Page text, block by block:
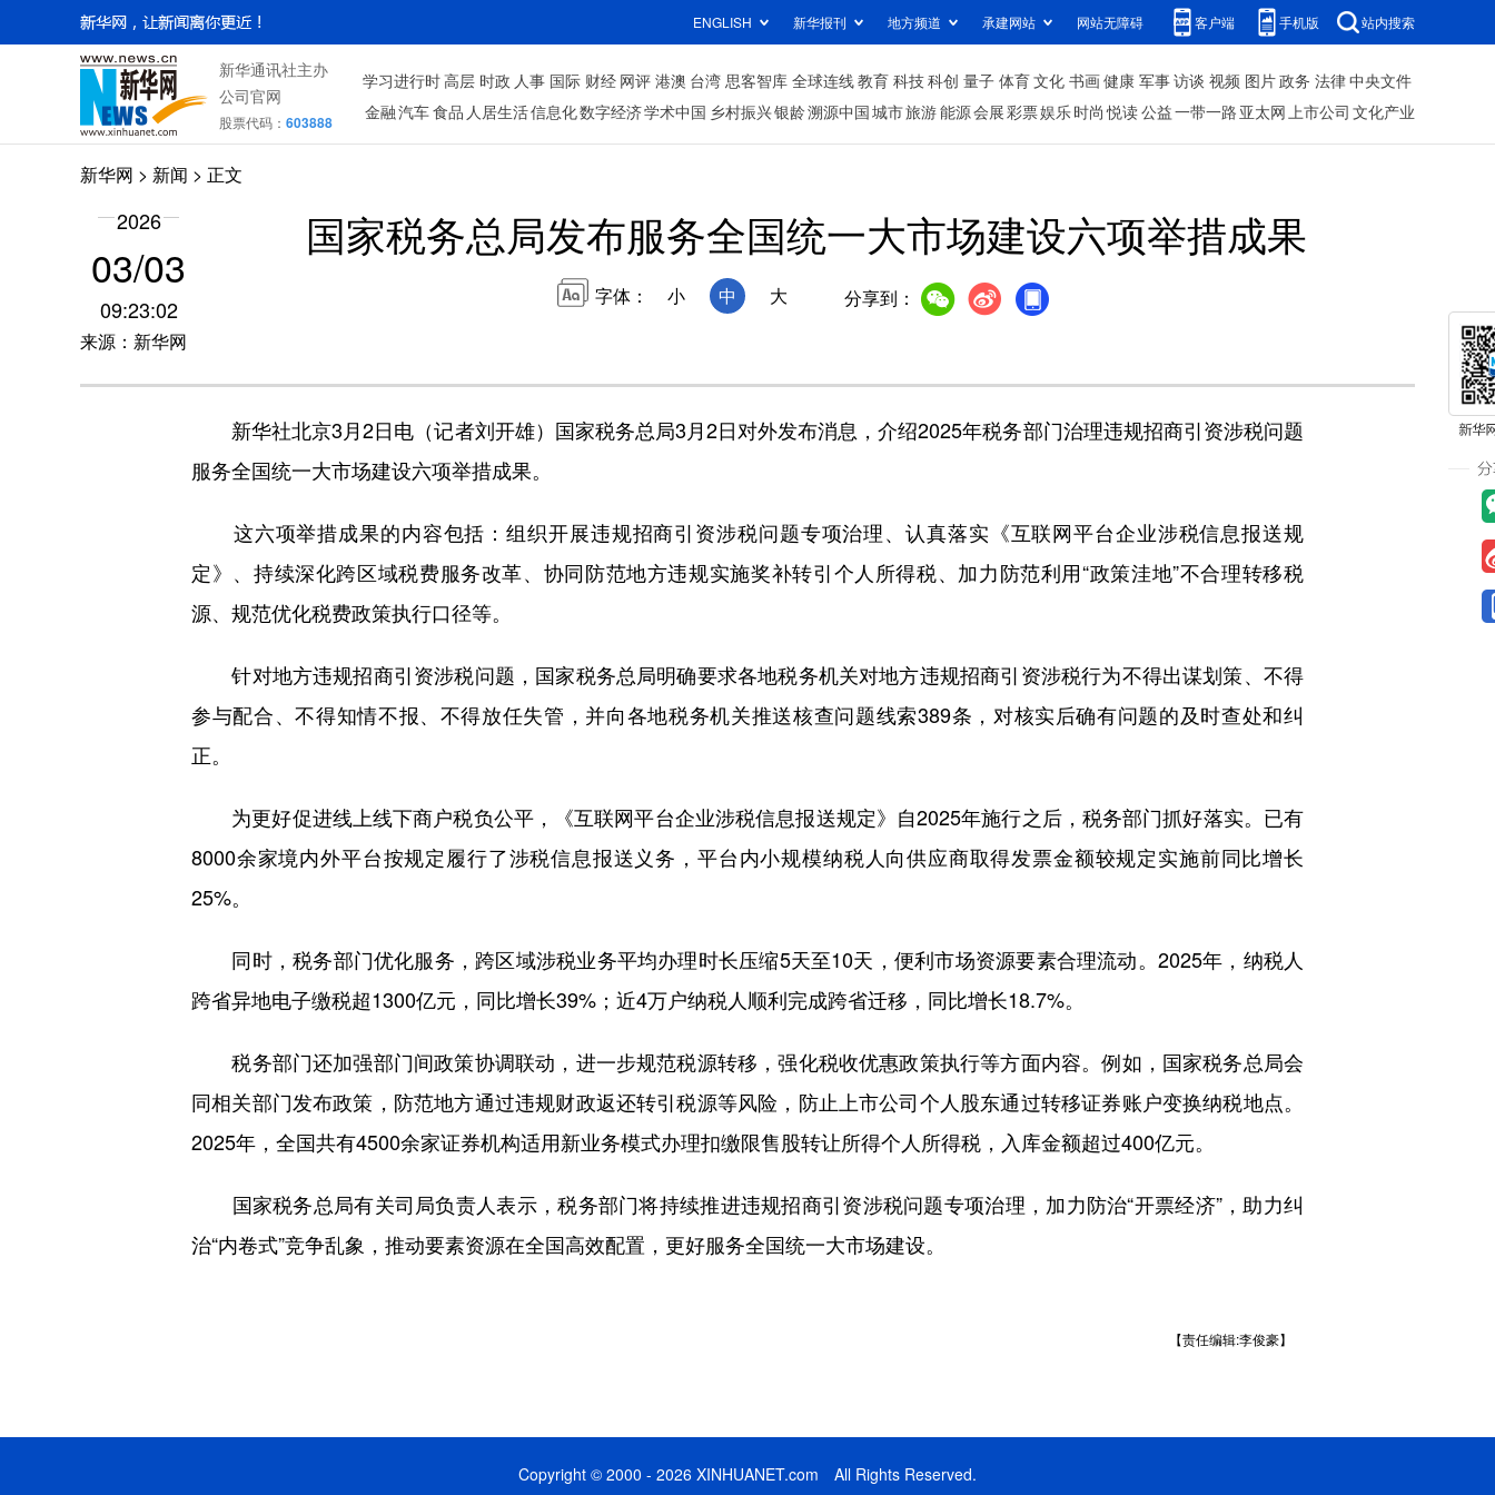
ENGLISH 新华报刊 地方频道 承建网站 网站无障碍 客户端 手机版 站内搜索
新华通讯社主办
公司官网
股票代码： 603888
学习进行时高层 时政 人事 国际 财经 网评 港澳 台湾 思客智库 全球连线教育 科技科创 量子 体育文化 书画健康 军事访谈 视频 图片政务 法律中央文件
金融汽车食品 人居生活信息化数字经济学术中国 乡村振兴银龄溯源中国城市旅游能源会展彩票娱乐时尚 悦读公益一带一路 亚太网上市公司 文化产业
新华网 > 新闻 > 正文
2026
03/03
09:23:02
来源：新华网
国家税务总局发布服务全国统一大市场建设六项举措成果
字体： 小 中 大 分享到：
新华社北京3月2日电（记者刘开雄）国家税务总局3月2日对外发布消息，介绍2025年税务部门治理违规招商引资涉税问题
服务全国统一大市场建设六项举措成果。
这六项举措成果的内容包括：组织开展违规招商引资涉税问题专项治理、认真落实《互联网平台企业涉税信息报送规
定》、持续深化跨区域税费服务改革、协同防范地方违规实施奖补转引个人所得税、加力防范利用“政策洼地”不合理转移税
源、规范优化税费政策执行口径等。
针对地方违规招商引资涉税问题，国家税务总局明确要求各地税务机关对地方违规招商引资涉税行为不得出谋划策、不得
参与配合、不得知情不报、不得放任失管，并向各地税务机关推送核查问题线索389条，对核实后确有问题的及时查处和纠
正。
为更好促进线上线下商户税负公平，《互联网平台企业涉税信息报送规定》自2025年施行之后，税务部门抓好落实。已有
8000余家境内外平台按规定履行了涉税信息报送义务，平台内小规模纳税人向供应商取得发票金额较规定实施前同比增长
25%。
同时，税务部门优化服务，跨区域涉税业务平均办理时长压缩5天至10天，便利市场资源要素合理流动。2025年，纳税人
跨省异地电子缴税超1300亿元，同比增长39%；近4万户纳税人顺利完成跨省迁移，同比增长18.7%。
税务部门还加强部门间政策协调联动，进一步规范税源转移，强化税收优惠政策执行等方面内容。例如，国家税务总局会
同相关部门发布政策，防范地方通过违规财政返还转引税源等风险，防止上市公司个人股东通过转移证券账户变换纳税地点。
2025年，全国共有4500余家证券机构适用新业务模式办理扣缴限售股转让所得个人所得税，入库金额超过400亿元。
国家税务总局有关司局负责人表示，税务部门将持续推进违规招商引资涉税问题专项治理，加力防治“开票经济”，助力纠
治“内卷式”竞争乱象，推动要素资源在全国高效配置，更好服务全国统一大市场建设。
【责任编辑:李俊豪】
Copyright © 2000 - 2026 XINHUANET.com All Rights Reserved.